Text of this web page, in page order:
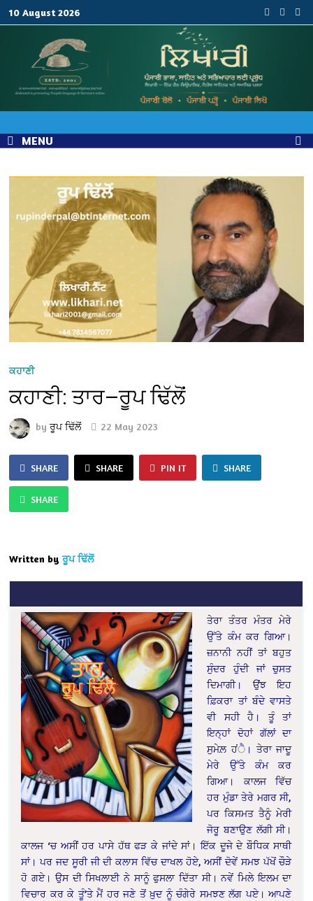
10 August 2026
MENU
ਕਹਾਣੀ
ਕਹਾਣੀ: ਤਾਰ—ਰੂਪ ਢਿੱਲੋਂ
byਰੂਪ ਢਿੱਲੋਂ 22 May 2023
SHARE SHARE PIN IT SHARE
SHARE
Written by ਰੂਪ ਢਿੱਲੋਂ
ਤੇਰਾ ਤੰਤਰ ਮੰਤਰ ਮੇਰੇ
ਉੱਤੇ ਕੰਮ ਕਰ ਗਿਆ।
ਜ਼ਨਾਨੀ ਨਹੀਂ ਤਾਂ ਬਹੁਤ
ਸੁੰਦਰ ਹੁੰਦੀ ਜਾਂ ਚੁਸਤ
ਦਿਮਾਗੀ। ਉਂਝ ਇਹ
ਫ਼ਿਕਰਾ ਤਾਂ ਬੰਦੇ ਵਾਸਤੇ
ਵੀ ਸਹੀ ਹੈ। ਤੂੰ ਤਾਂ
ਇਨ੍ਹਾਂ ਦੋਹਾਂ ਗੱਲਾਂ ਦਾ
ਸੁਮੇਲ਼ ਹਂੈ। ਤੇਰਾ ਜਾਦੂ
ਮੇਰੇ ਉੱਤੇ ਕੰਮ ਕਰ
ਗਿਆ। ਕਾਲਜ ਵਿੱਚ
ਹਰ ਮੁੰਡਾ ਤੇਰੇ ਮਗਰ ਸੀ,
ਪਰ ਕਿਸਮਤ ਤੈਨੂੰ ਮੇਰੀ
ਜੋਰੂ ਬਣਾਉਣ ਲੱਗੀ ਸੀ।
ਕਾਲਜ ‘ਚ ਅਸੀਂ ਹਰ ਪਾਸੇ ਹੱਥ ਫੜ ਕੇ ਜਾਂਦੇ ਸਾਂ। ਇੱਕ ਦੂਜੇ ਦੇ ਬੌਧਿਕ ਸਾਥੀ
ਸਾਂ। ਪਰ ਜਦ ਸੂਰੀ ਜੀ ਦੀ ਕਲਾਸ ਵਿੱਚ ਦਾਖਲ ਹੋਏ, ਅਸੀਂ ਦੋਵੇਂ ਸਮਝ ਪੱਖੋਂ ਚੌੜੇ
ਹੋ ਗਏ। ਉਸ ਦੀ ਸਿਖਲਾਈ ਨੇ ਸਾਨੂੰ ਫੁਸਲਾ ਦਿੱਤਾ ਸੀ। ਨਵੇਂ ਮਿਲੇ ਇਲਮ ਦਾ
ਵਿਚਾਰ ਕਰ ਕੇ ਤੂੰ’ਤੇ ਮੈਂ ਹਰ ਜਣੇ ਤੋਂ ਖ਼ੁਦ ਨੂੰ ਚੰਗੇਰੇ ਸਮਝਣ ਲੱਗ ਪਏ। ਆਪਣੇ